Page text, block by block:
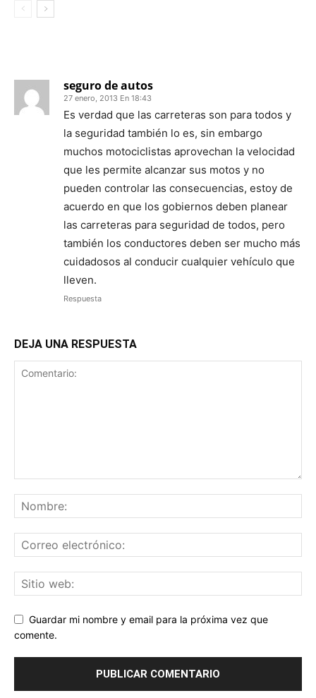
seguro de autos
27 enero, 2013 En 18:43
Es verdad que las carreteras son para todos y
la seguridad también lo es, sin embargo
muchos motociclistas aprovechan la velocidad
que les permite alcanzar sus motos y no
pueden controlar las consecuencias, estoy de
acuerdo en que los gobiernos deben planear
las carreteras para seguridad de todos, pero
también los conductores deben ser mucho más
cuidadosos al conducir cualquier vehículo que
lleven.
Respuesta
DEJA UNA RESPUESTA
Guardar mi nombre y email para la próxima vez que
comente.